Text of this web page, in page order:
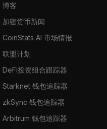
博客
加密货币新闻
CoinStats AI 市场情报
联盟计划
DeFi投资组合跟踪器
Starknet 钱包追踪器
zkSync 钱包追踪器
Arbitrum 钱包追踪器